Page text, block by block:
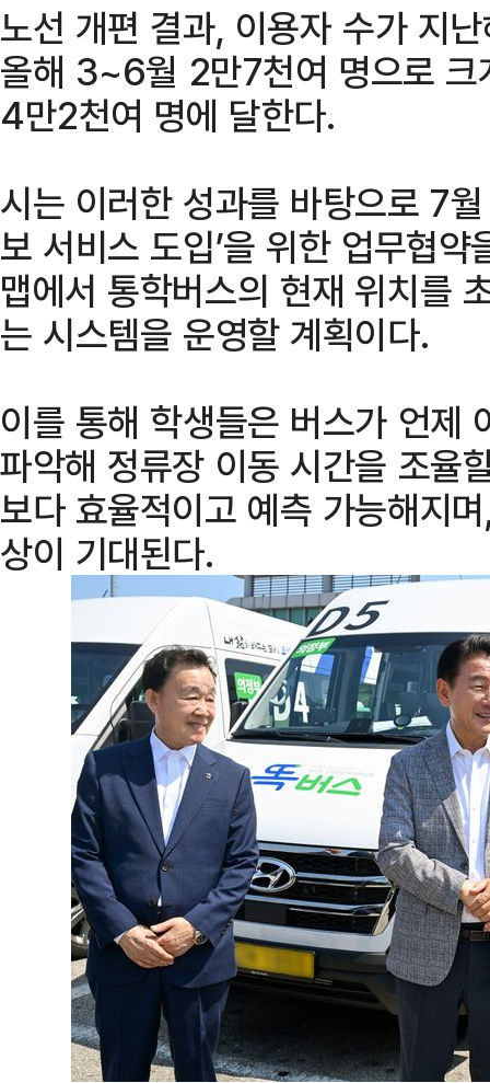
노선 개편 결과, 이용자 수가 지
올해 3~6월 2만7천여 명으로 크
4만2천여 명에 달한다.
시는 이러한 성과를 바탕으로 7
보 서비스 도입’을 위한 업무협
맵에서 통학버스의 현재 위치를
는 시스템을 운영할 계획이다.
이를 통해 학생들은 버스가 언제
파악해 정류장 이동 시간을 조율
보다 효율적이고 예측 가능해지
상이 기대된다.